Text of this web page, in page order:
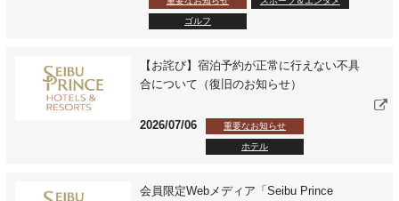
ゴルフ
【お詫び】宿泊予約が正常に行えない不具
合について（復旧のお知らせ）
2026/07/06 重要なお知らせ
ホテル
会員限定Webメディア「Seibu Prince